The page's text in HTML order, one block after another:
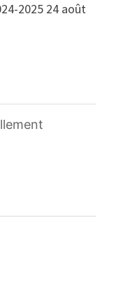
2025 24 août